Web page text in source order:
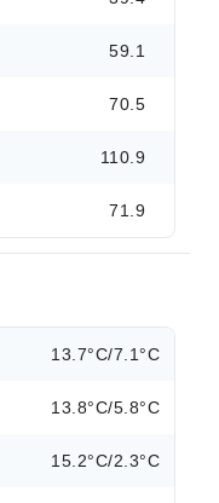
59.1
70.5
110.9
71.9
13.7°C/7.1°C
13.8°C/5.8°C
15.2°C/2.3°C